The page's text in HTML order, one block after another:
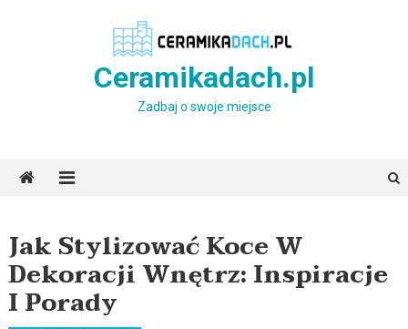
Ceramikadach.pl
Zadbaj o swoje miejsce
Jak Stylizować Koce W
Dekoracji Wnętrz: Inspiracje
I Porady